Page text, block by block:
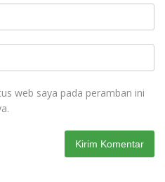
web saya pada peramban ini